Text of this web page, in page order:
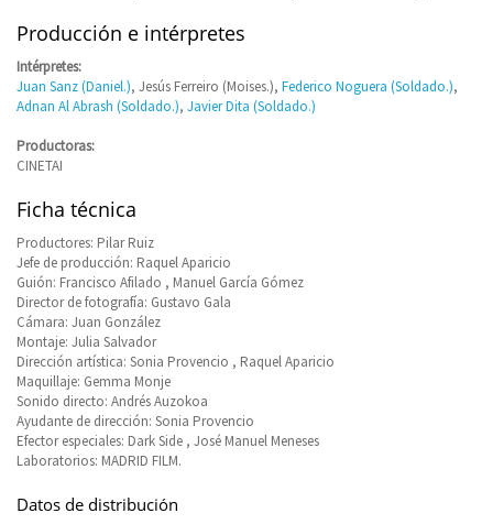
Producción e intérpretes
Intérpretes:
Juan Sanz (Daniel.), Jesús Ferreiro (Moises.), Federico Noguera (Soldado.),
Adnan Al Abrash (Soldado.), Javier Dita (Soldado.)
Productoras:
CINETAI
Ficha técnica
Productores: Pilar Ruiz
Jefe de producción: Raquel Aparicio
Guión: Francisco Afilado , Manuel García Gómez
Director de fotografía: Gustavo Gala
Cámara: Juan González
Montaje: Julia Salvador
Dirección artística: Sonia Provencio , Raquel Aparicio
Maquillaje: Gemma Monje
Sonido directo: Andrés Auzokoa
Ayudante de dirección: Sonia Provencio
Efector especiales: Dark Side , José Manuel Meneses
Laboratorios: MADRID FILM.
Datos de distribución